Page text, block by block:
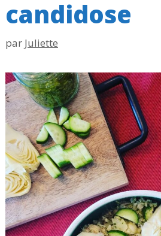
candidose
par Juliette